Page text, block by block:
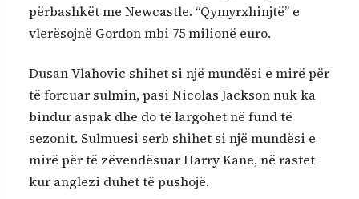
përbashkët me Newcastle. “Qymyrxhinjtë” e
vlerësojnë Gordon mbi 75 milionë euro.
Dusan Vlahovic shihet si një mundësi e mirë për
të forcuar sulmin, pasi Nicolas Jackson nuk ka
bindur aspak dhe do të largohet në fund të
sezonit. Sulmuesi serb shihet si një mundësi e
mirë për të zëvendësuar Harry Kane, në rastet
kur anglezi duhet të pushojë.